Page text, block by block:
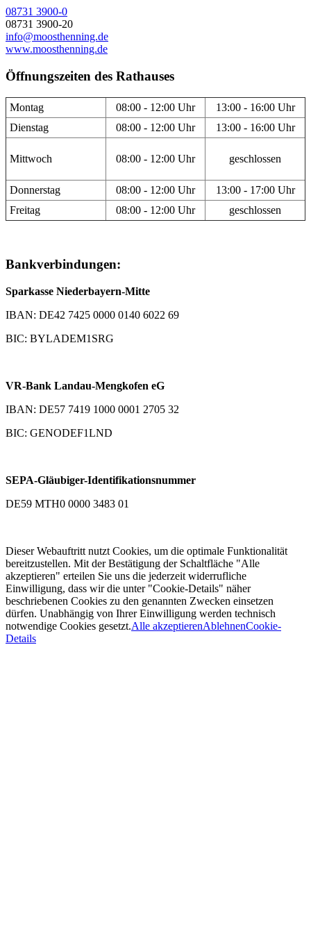
08731 3900-0
08731 3900-20
info@moosthenning.de
www.moosthenning.de
Öffnungszeiten des Rathauses
Montag 08:00 - 12:00 Uhr
13:00 - 16:00 Uhr
Dienstag
08:00 - 12:00 Uhr 13:00 - 16:00 Uhr
Mittwoch 08:00 - 12:00 Uhr geschlossen
Donnerstag 08:00 - 12:00 Uhr
13:00 - 17:00 Uhr
Freitag
08:00 - 12:00 Uhr geschlossen
Bankverbindungen:
Sparkasse Niederbayern-Mitte
IBAN: DE42 7425 0000 0140 6022 69
BIC: BYLADEM1SRG
VR-Bank Landau-Mengkofen eG
IBAN: DE57 7419 1000 0001 2705 32
BIC: GENODEF1LND
SEPA-Gläubiger-Identifikationsnummer
DE59 MTH0 0000 3483 01
Dieser Webauftritt nutzt Cookies, um die optimale Funktionalität
bereitzustellen. Mit der Bestätigung der Schaltfläche "Alle
akzeptieren" erteilen Sie uns die jederzeit widerrufliche
Einwilligung, dass wir die unter "Cookie-Details" näher
beschriebenen Cookies zu den genannten Zwecken einsetzen
dürfen. Unabhängig von Ihrer Einwilligung werden technisch
notwendige Cookies gesetzt.Alle akzeptierenAblehnenCookie-
Details